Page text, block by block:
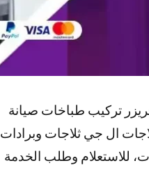
تركيب طباخات صيانة
ال جي ثلاجات وبرادات
للاستعلام وطلب الخدمة